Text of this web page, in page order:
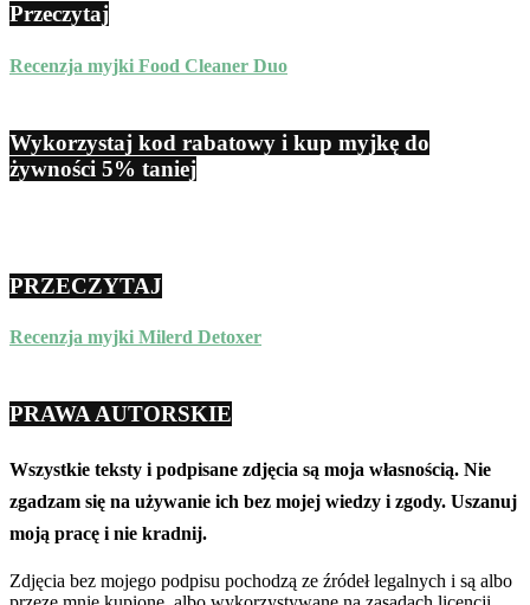
Przeczytaj
Recenzja myjki Food Cleaner Duo
Wykorzystaj kod rabatowy i kup myjkę do
żywności 5% taniej
PRZECZYTAJ
Recenzja myjki Milerd Detoxer
PRAWA AUTORSKIE
Wszystkie teksty i podpisane zdjęcia są moja własnością. Nie
zgadzam się na używanie ich bez mojej wiedzy i zgody. Uszanuj
moją pracę i nie kradnij.
Zdjęcia bez mojego podpisu pochodzą ze źródeł legalnych i są albo